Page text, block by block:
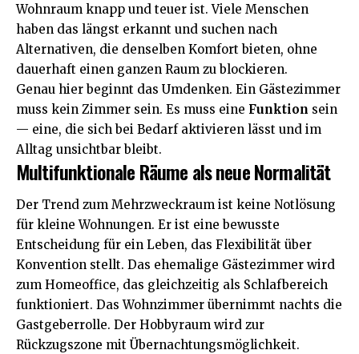
Wohnraum knapp und teuer ist. Viele Menschen
haben das längst erkannt und suchen nach
Alternativen, die denselben Komfort bieten, ohne
dauerhaft einen ganzen Raum zu blockieren.
Genau hier beginnt das Umdenken. Ein Gästezimmer
muss kein Zimmer sein. Es muss eine Funktion sein
— eine, die sich bei Bedarf aktivieren lässt und im
Alltag unsichtbar bleibt.
Multifunktionale Räume als neue Normalität
Der Trend zum Mehrzweckraum ist keine Notlösung
für kleine Wohnungen. Er ist eine bewusste
Entscheidung für ein Leben, das Flexibilität über
Konvention stellt. Das ehemalige Gästezimmer wird
zum Homeoffice, das gleichzeitig als Schlafbereich
funktioniert. Das Wohnzimmer übernimmt nachts die
Gastgeberrolle. Der Hobbyraum wird zur
Rückzugszone mit Übernachtungsmöglichkeit.